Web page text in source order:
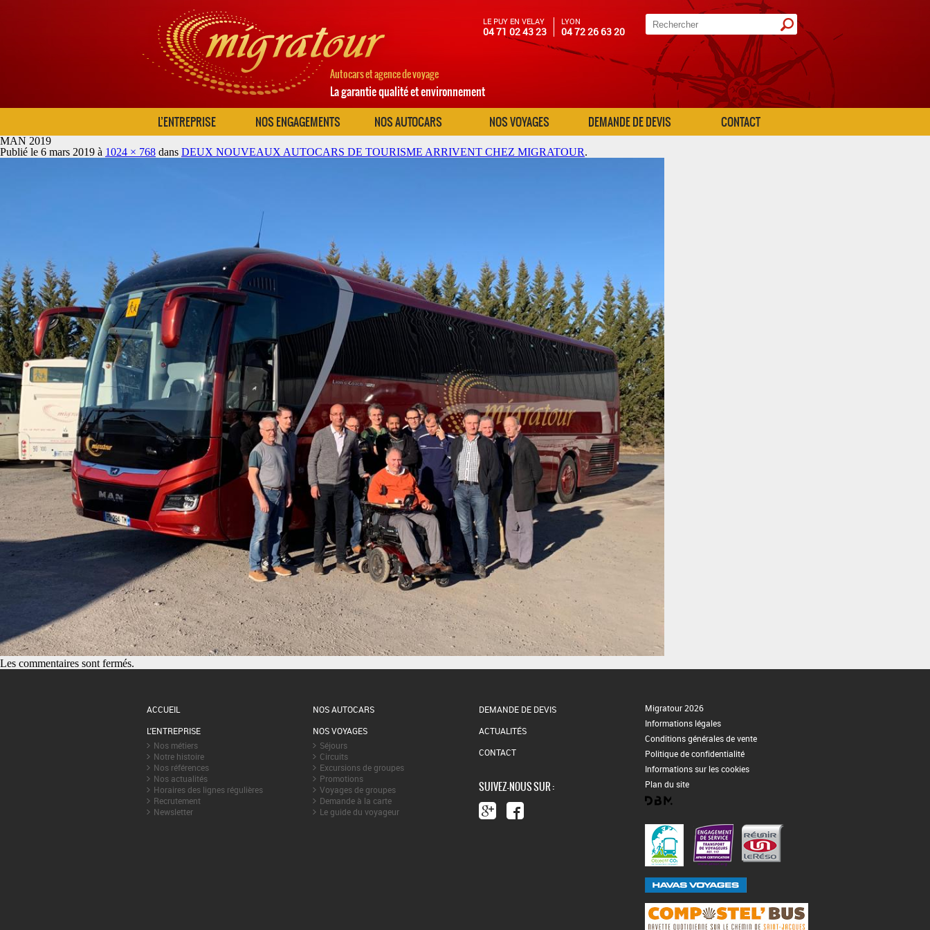
LE PUY EN VELAY
04 71 02 43 23
LYON
04 72 26 63 20
Autocars et agence de voyage
La garantie qualité et environnement
L’ENTREPRISE
NOS ENGAGEMENTS NOS AUTOCARS NOS VOYAGES DEMANDE DE DEVIS CONTACT
MAN 2019
Publié le 6 mars 2019 à 1024 × 768 dans DEUX NOUVEAUX AUTOCARS DE TOURISME ARRIVENT CHEZ MIGRATOUR.
Les commentaires sont fermés.
ACCUEIL
L'ENTREPRISE
Nos métiers
Notre histoire
Nos références
Nos actualités
Horaires des lignes régulières
Recrutement
Newsletter
NOS AUTOCARS
NOS VOYAGES
Séjours
Circuits
Excursions de groupes
Promotions
Voyages de groupes
Demande à la carte
Le guide du voyageur
DEMANDE DE DEVIS
ACTUALITÉS
CONTACT
SUIVEZ-NOUS SUR :
Migratour 2026
Informations légales
Conditions générales de vente
Politique de confidentialité
Informations sur les cookies
Plan du site